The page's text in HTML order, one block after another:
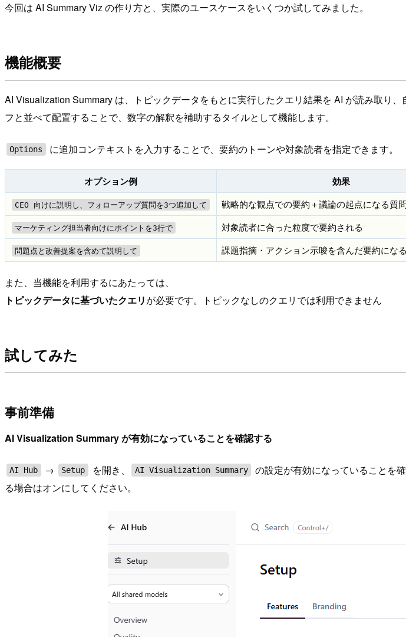
今回は AI Summary Viz の作り方と、実際のユースケースをいくつか試してみました。
機能概要
AI Visualization Summary は、トピックデータをもとに実行したクエリ結果を AI が読み取り
フと並べて配置することで、数字の解釈を補助するタイルとして機能します。
Options に追加コンテキストを入力することで、要約のトーンや対象読者を指定できます。
オプション例 効果
CEO 向けに説明し、フォローアップ質問を3つ追加して 戦略的な観点での要約＋議論の起点になる質
マーケティング担当者向けにポイントを3行で 対象読者に合った粒度で要約される
問題点と改善提案を含めて説明して 課題指摘・アクション示唆を含んだ要約になる
また、当機能を利用するにあたっては、
トピックデータに基づいたクエリが必要です。トピックなしのクエリでは利用できません
試してみた
事前準備
AI Visualization Summary が有効になっていることを確認する
AI Hub → Setup を開き、 AI Visualization Summary
の設定が有効になっていることを
る場合はオンにしてください。